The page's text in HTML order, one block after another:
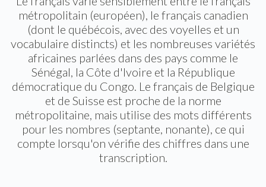
métropolitain (européen), le français canadien
(dont le québécois, avec des voyelles et un
vocabulaire distincts) et les nombreuses variétés
africaines parlées dans des pays comme le
Sénégal, la Côte d'Ivoire et la République
démocratique du Congo. Le français de Belgique
et de Suisse est proche de la norme
métropolitaine, mais utilise des mots différents
pour les nombres (septante, nonante), ce qui
compte lorsqu'on vérifie des chiffres dans une
transcription.